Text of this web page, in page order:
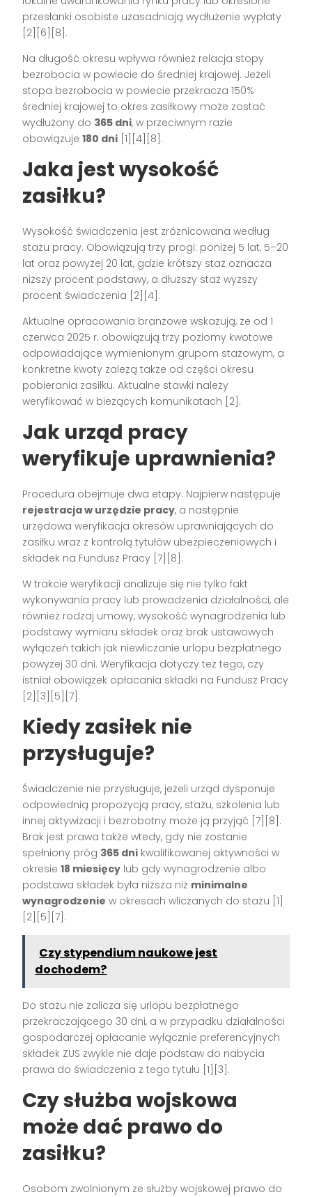
przesłanki osobiste uzasadniają wydłużenie wypłaty
[2][6][8].
Na długość okresu wpływa również relacja stopy
bezrobocia w powiecie do średniej krajowej. Jeżeli
stopa bezrobocia w powiecie przekracza 150%
średniej krajowej to okres zasiłkowy może zostać
wydłużony do 365 dni, w przeciwnym razie
obowiązuje180 dni [1][4][8].
Jaka jest wysokość
zasiłku?
Wysokość świadczenia jest zróżnicowana według
stażu pracy. Obowiązują trzy progi: poniżej 5 lat, 5–20
lat oraz powyżej 20 lat, gdzie krótszy staż oznacza
niższy procent podstawy, a dłuższy staż wyższy
procent świadczenia [2][4].
Aktualne opracowania branżowe wskazują, że od 1
czerwca 2025 r. obowiązują trzy poziomy kwotowe
odpowiadające wymienionym grupom stażowym, a
konkretne kwoty zależą także od części okresu
pobierania zasiłku. Aktualne stawki należy
weryfikować w bieżących komunikatach [2].
Jak urząd pracy
weryfikuje uprawnienia?
Procedura obejmuje dwa etapy. Najpierw następuje
rejestracja w urzędzie pracy, a następnie
urzędowa weryfikacja okresów uprawniających do
zasiłku wraz z kontrolą tytułów ubezpieczeniowych i
składek na Fundusz Pracy [7][8].
W trakcie weryfikacji analizuje się nie tylko fakt
wykonywania pracy lub prowadzenia działalności, ale
również rodzaj umowy, wysokość wynagrodzenia lub
podstawy wymiaru składek oraz brak ustawowych
wyłączeń takich jak niewliczanie urlopu bezpłatnego
powyżej 30 dni. Weryfikacja dotyczy też tego, czy
istniał obowiązek opłacania składki na Fundusz Pracy
[2][3][5][7].
Kiedy zasiłek nie
przysługuje?
Świadczenie nie przysługuje, jeżeli urząd dysponuje
odpowiednią propozycją pracy, stażu, szkolenia lub
innej aktywizacji i bezrobotny może ją przyjąć [7][8].
Brak jest prawa także wtedy, gdy nie zostanie
spełniony próg 365 dni kwalifikowanej aktywności w
okresie18 miesięcy lub gdy wynagrodzenie albo
podstawa składek była niższa niż minimalne
wynagrodzenie w okresach wliczanych do stażu [1]
[2][5][7].
Czy stypendium naukowe jest
dochodem?
Do stażu nie zalicza się urlopu bezpłatnego
przekraczającego 30 dni, a w przypadku działalności
gospodarczej opłacanie wyłącznie preferencyjnych
składek ZUS zwykle nie daje podstaw do nabycia
prawa do świadczenia z tego tytułu [1][3].
Czy służba wojskowa
może dać prawo do
zasiłku?
Osobom zwolnionym ze służby wojskowej prawo do